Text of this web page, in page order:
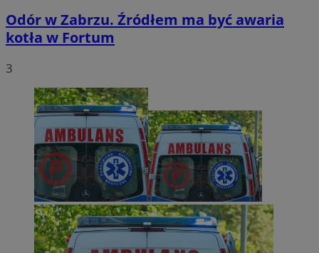
Odór w Zabrzu. Źródłem ma być awaria
kotła w Fortum
3